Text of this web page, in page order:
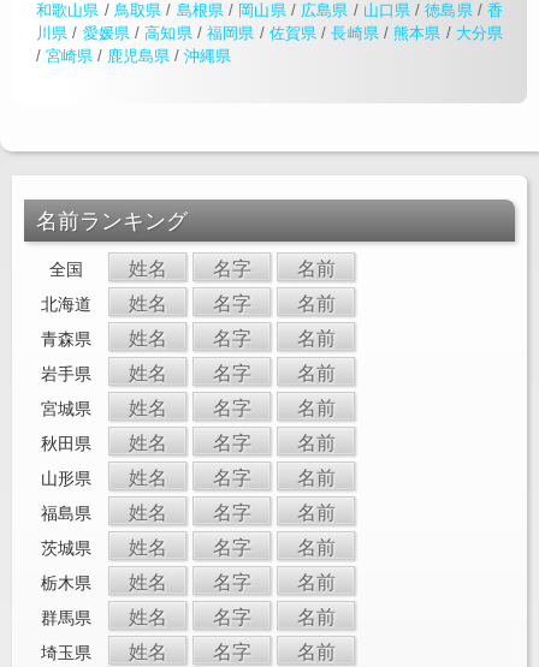
和歌山県 / 鳥取県 / 島根県/ 岡山県/ 広島県 / 山口県 /徳島県/香
川県 / 愛媛県/高知県/ 福岡県 / 佐賀県 /長崎県/熊本県 / 大分県
/ 宮崎県 / 鹿児島県 / 沖縄県
名前ランキング
全国 姓名 名字 名前
北海道 姓名 名字 名前
青森県 姓名 名字 名前
岩手県 姓名 名字 名前
宮城県 姓名 名字 名前
秋田県 姓名 名字 名前
山形県 姓名 名字 名前
福島県 姓名 名字 名前
茨城県 姓名 名字 名前
栃木県 姓名 名字 名前
群馬県 姓名 名字 名前
埼玉県 姓名 名字 名前